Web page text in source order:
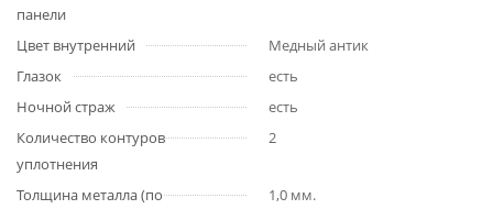
панели
Цвет внутренний
Медный антик
Глазок
есть
Ночной страж
есть
Количество контуров
уплотнения
2
Толщина металла (по
1,0 мм.